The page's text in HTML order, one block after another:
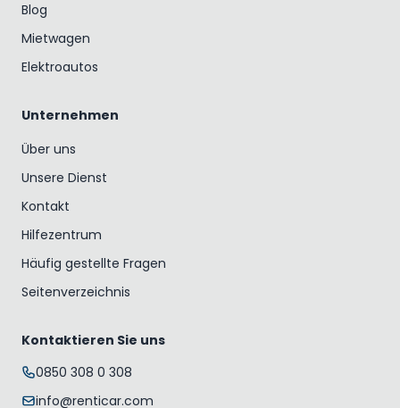
Blog
Mietwagen
Elektroautos
Unternehmen
Über uns
Unsere Dienst
Kontakt
Hilfezentrum
Häufig gestellte Fragen
Seitenverzeichnis
Kontaktieren Sie uns
0850 308 0 308
info@renticar.com